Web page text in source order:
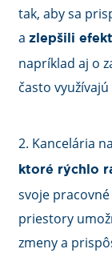
tak, aby sa
a zlepšili
napríklad aj o
často
2. Kancelária
ktoré rýchlo
svoje
priestory
zmeny a